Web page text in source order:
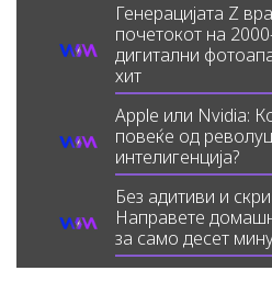
Генерацијата Z
почетокот на
дигитални
хит
Apple или Nvidia:
повеќе од
интелигенција?
Без адитиви и
Направете
за само десет